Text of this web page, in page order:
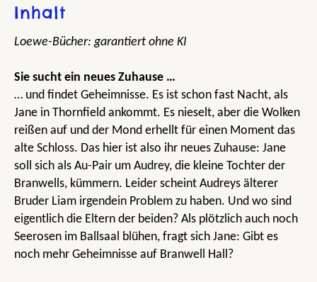
Inhalt
Loewe-Bücher: garantiert ohne KI
Sie sucht ein neues Zuhause …
… und findet Geheimnisse. Es ist schon fast Nacht, als
Jane in Thornfield ankommt. Es nieselt, aber die Wolken
reißen auf und der Mond erhellt für einen Moment das
alte Schloss. Das hier ist also ihr neues Zuhause: Jane
soll sich als Au-Pair um Audrey, die kleine Tochter der
Branwells, kümmern. Leider scheint Audreys älterer
Bruder Liam irgendein Problem zu haben. Und wo sind
eigentlich die Eltern der beiden? Als plötzlich auch noch
Seerosen im Ballsaal blühen, fragt sich Jane: Gibt es
noch mehr Geheimnisse auf Branwell Hall?